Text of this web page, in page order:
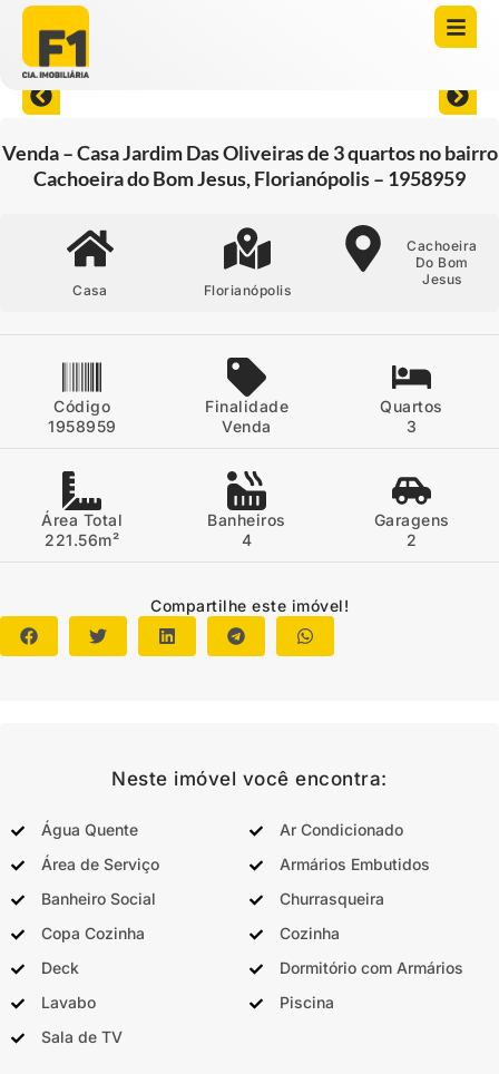
Venda – Casa Jardim Das Oliveiras de 3 quartos no bairro
Cachoeira do Bom Jesus, Florianópolis – 1958959
Casa Florianópolis
Cachoeira
Do Bom
Jesus
Código
1958959
Finalidade
Venda
Quartos
3
Área Total
221.56m²
Banheiros
4
Garagens
2
Compartilhe este imóvel!
Neste imóvel você encontra:
Água Quente
Ar Condicionado
Área de Serviço
Armários Embutidos
Banheiro Social
Churrasqueira
Copa Cozinha
Cozinha
Deck
Dormitório com Armários
Lavabo
Piscina
Sala de TV